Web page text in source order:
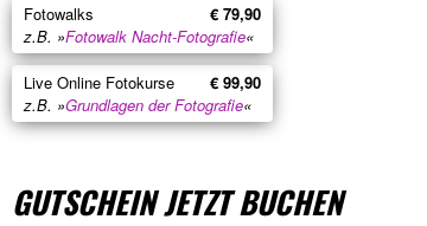
Fotowalks
€ 79,90
z.B. »Fotowalk Nacht-Fotografie«
Live Online Fotokurse
€ 99,90
z.B. »Grundlagen der Fotografie«
GUTSCHEIN JETZT BUCHEN